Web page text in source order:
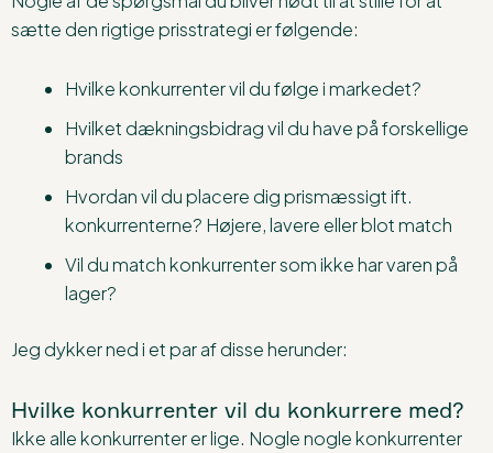
sætte den rigtige prisstrategi er følgende:
Hvilke konkurrenter vil du følge i markedet?
Hvilket dækningsbidrag vil du have på forskellige
brands
Hvordan vil du placere dig prismæssigt ift.
konkurrenterne? Højere, lavere eller blot match
Vil du match konkurrenter som ikke har varen på
lager?
Jeg dykker ned i et par af disse herunder:
Hvilke konkurrenter vil du konkurrere med?
Ikke alle konkurrenter er lige. Nogle nogle konkurrenter